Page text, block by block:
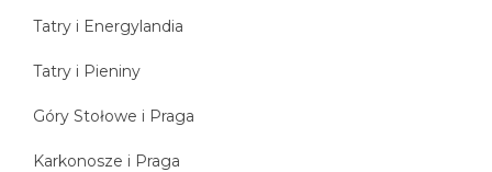
Tatry i Energylandia
Tatry i Pieniny
Góry Stołowe i Praga
Karkonosze i Praga